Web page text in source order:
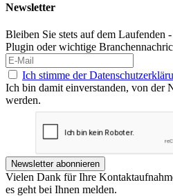
Newsletter
Bleiben Sie stets auf dem Laufenden
Plugin oder wichtige
Ich stimme der
Ich bin damit einverstanden, von der
werden.
Newsletter abonnieren
Vielen Dank für Ihre
es geht bei Ihnen melden.